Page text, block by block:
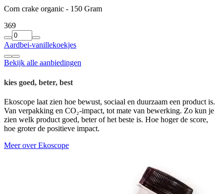
Corn crake organic - 150 Gram
369
Aardbei-vanillekoekjes
Bekijk alle aanbiedingen
kies goed, beter, best
Ekoscope laat zien hoe bewust, sociaal en duurzaam een product is.
Van verpakking en CO₂-impact, tot mate van bewerking. Zo kun je
zien welk product goed, beter of het beste is. Hoe hoger de score,
hoe groter de positieve impact.
Meer over Ekoscope